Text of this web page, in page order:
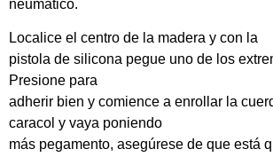
neumático.
Localice el centro de la madera y con la
pistola de silicona pegue uno de los
Presione para
adherir bien y comience a enrollar la
caracol y vaya poniendo
más pegamento, asegúrese de que está